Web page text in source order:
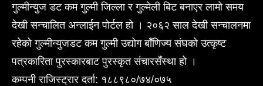
गुल्मीन्युज डट कम गुल्मी जिल्ला र गुल्मेली बिट बनाएर लामो समय
देखी सन्चालित अन्लाईन पोर्टल हो । २०६२ साल देखी सन्चालनमा
रहेको गुल्मीन्युजडट कम गुल्मी उद्योग बाँणिज्य संघको उत्कृष्ट
पत्रकारिता पुरस्कारबाट पुरस्कृत संचारसँस्था हो ।
कम्पनी राजिस्ट्रार दर्ता: १८८९८०/७४/०७५